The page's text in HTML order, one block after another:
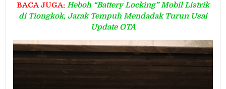
BACA JUGA: Heboh “Battery Locking” Mobil Listrik
di Tiongkok, Jarak Tempuh Mendadak Turun Usai
Update OTA